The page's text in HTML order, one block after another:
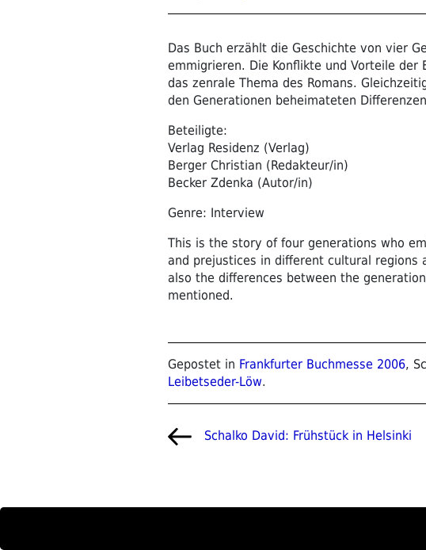
Das Buch erzählt die Geschichte von vier
emmigrieren. Die Konflikte und Vorteile
das zenrale Thema des Romans.
den Generationen beheimateten
Beteiligte:
Verlag Residenz (Verlag)
Berger Christian (Redakteur/in)
Becker Zdenka (Autor/in)
Genre: Interview
This is the story of four generations who
and prejustices in different cultural
also the differences between the
mentioned.
Gepostet in Frankfurter Buchmesse 2006,
Leibetseder-Löw.
Beitragsnavigation
BeitragSchalko David: Frühstück in Helsinki